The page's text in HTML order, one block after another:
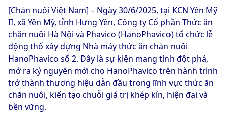
[Chăn nuôi Việt Nam] – Ngày 30/6/2025, tại KCN Yên Mỹ
II, xã Yên Mỹ, tỉnh Hưng Yên, Công ty Cổ phần Thức ăn
chăn nuôi Hà Nội và Phavico (HanoPhavico) tổ chức lễ
động thổ xây dựng Nhà máy thức ăn chăn nuôi
HanoPhavico số 2. Đây là sự kiện mang tính đột phá,
mở ra kỷ nguyên mới cho HanoPhavico trên hành trình
trở thành thương hiệu dẫn đầu trong lĩnh vực thức ăn
chăn nuôi, kiến tạo chuỗi giá trị khép kín, hiện đại và
bền vững.